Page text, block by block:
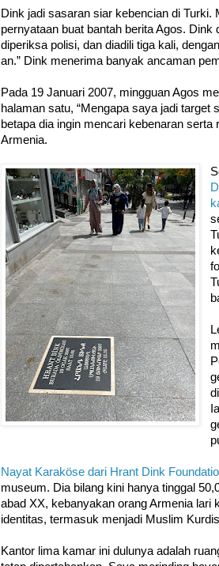
Dink jadi sasaran siar kebencian di Turki.
pernyataan buat bantah berita Agos. Dink
diperiksa polisi, dan diadili tiga kali,
an.” Dink menerima banyak ancaman
Pada 19 Januari 2007, mingguan Agos
halaman satu, “Mengapa saya jadi target
betapa dia ingin mencari kebenaran serta
Armenia.
Nayat Karaköse dari Hrant Dink
museum. Dia bilang kini hanya tinggal
abad XX, kebanyakan orang Armenia lari
identitas, termasuk menjadi Muslim
Kantor lima kamar ini dulunya adalah